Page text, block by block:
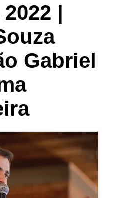
|
Gabriel